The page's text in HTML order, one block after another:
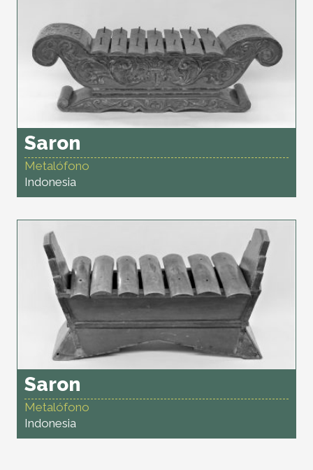
Saron
Metalófono
Indonesia
Saron
Metalófono
Indonesia